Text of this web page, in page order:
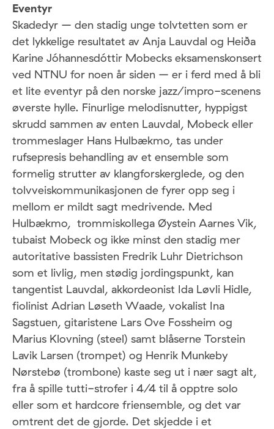
Eventyr
Skadedyr – den stadig unge tolvtetten som er
det lykkelige resultatet av Anja Lauvdal og Heiða
Karine Jóhannesdóttir Mobecks eksamenskonsert
ved NTNU for noen år siden – er i ferd med å bli
et lite eventyr på den norske jazz/impro-scenens
øverste hylle. Finurlige melodisnutter, hyppigst
skrudd sammen av enten Lauvdal, Mobeck eller
trommeslager Hans Hulbækmo, tas under
rufsepresis behandling av et ensemble som
formelig strutter av klangforskerglede, og den
tolvveiskommunikasjonen de fyrer opp seg i
mellom er mildt sagt medrivende. Med
Hulbækmo, trommiskollega Øystein Aarnes Vik,
tubaist Mobeck og ikke minst den stadig mer
autoritative bassisten Fredrik Luhr Dietrichson
som et livlig, men stødig jordingspunkt, kan
tangentist Lauvdal, akkordeonist Ida Løvli Hidle,
fiolinist Adrian Løseth Waade, vokalist Ina
Sagstuen, gitaristene Lars Ove Fossheim og
Marius Klovning (steel) samt blåserne Torstein
Lavik Larsen (trompet) og Henrik Munkeby
Nørstebø (trombone) kaste seg ut i nær sagt alt,
fra å spille tutti-strofer i 4/4 til å opptre solo
eller som et hardcore friensemble, og det var
omtrent det de gjorde. Det skjedde i et